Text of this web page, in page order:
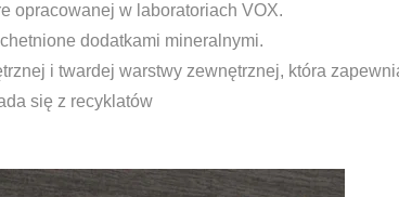
opracowanej w laboratoriach VOX.
dodatkami mineralnymi.
i twardej warstwy zewnętrznej, która
się z recyklatów